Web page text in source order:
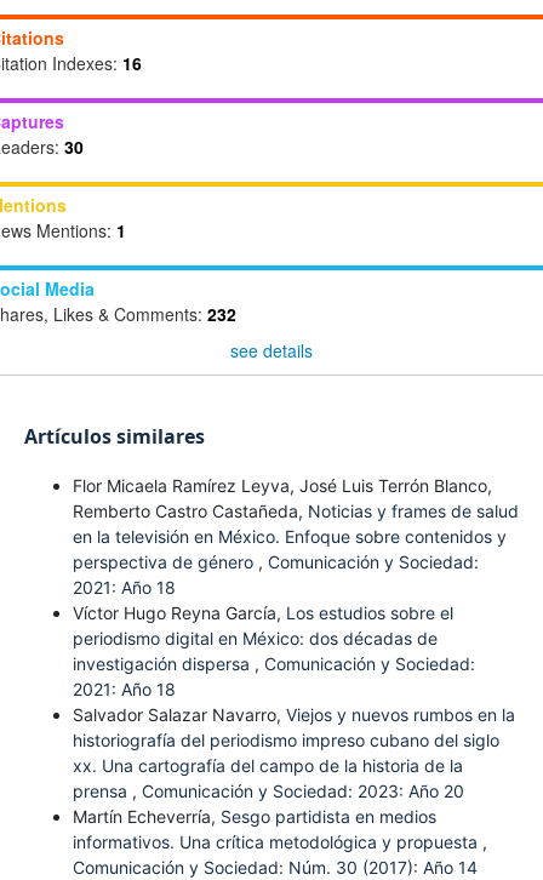
Indexes: 16
30
Mentions: 1
Media
Likes & Comments: 232
see details
Artículos similares
Flor Micaela Ramírez Leyva, José Luis Terrón Blanco,
Remberto Castro Castañeda, Noticias y frames de salud
en la televisión en México. Enfoque sobre contenidos y
perspectiva de género , Comunicación y Sociedad:
2021: Año 18
Víctor Hugo Reyna García, Los estudios sobre el
periodismo digital en México: dos décadas de
investigación dispersa , Comunicación y Sociedad:
2021: Año 18
Salvador Salazar Navarro, Viejos y nuevos rumbos en la
historiografía del periodismo impreso cubano del siglo
xx. Una cartografía del campo de la historia de la
prensa , Comunicación y Sociedad: 2023: Año 20
Martín Echeverría, Sesgo partidista en medios
informativos. Una crítica metodológica y propuesta ,
Comunicación y Sociedad: Núm. 30 (2017): Año 14